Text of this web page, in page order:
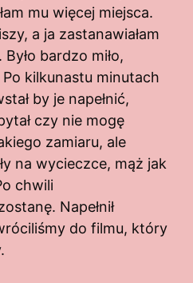
mu więcej miejsca.
a ja zastanawiałam
bardzo miło,
kilkunastu minutach
by je napełnić,
czy nie mogę
zamiaru, ale
na wycieczce, mąż jak
chwili
Napełnił
do filmu, który